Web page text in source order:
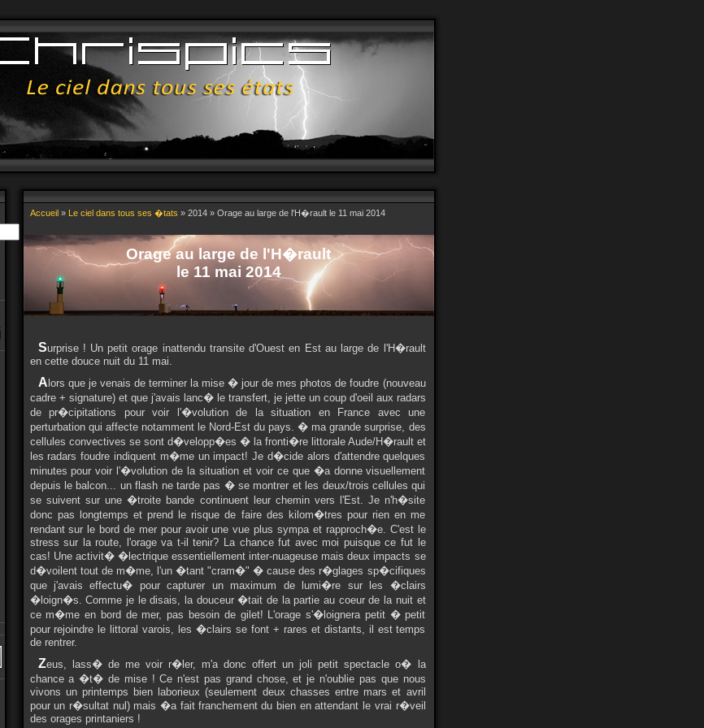
Accueil» Le ciel dans tous ses �tats » 2014 » Orage au large de l'H�rault le 11 mai 2014
Orage au large de l'H�rault
le 11 mai 2014
Surprise ! Un petit orage inattendu transite d'Ouest en Est au large de l'H�rault
en cette douce nuit du 11 mai.
A lors que je venais de terminer la mise � jour de mes photos de foudre (nouveau
cadre + signature) et que j'avais lanc� le transfert, je jette un coup d'oeil aux radars
de pr�cipitations pour voir l'�volution de la situation en France avec une
perturbation qui affecte notamment le Nord-Est du pays. � ma grande surprise, des
cellules convectives se sont d�velopp�es � la fronti�re littorale Aude/H�rault et
les radars foudre indiquent m�me un impact! Je d�cide alors d'attendre quelques
minutes pour voir l'�volution de la situation et voir ce que �a donne visuellement
depuis le balcon... un flash ne tarde pas � se montrer et les deux/trois cellules qui
se suivent sur une �troite bande continuent leur chemin vers l'Est. Je n'h�site
donc pas longtemps et prend le risque de faire des kilom�tres pour rien en me
rendant sur le bord de mer pour avoir une vue plus sympa et rapproch�e. C'est le
stress sur la route, l'orage va t-il tenir? La chance fut avec moi puisque ce fut le
cas! Une activit� �lectrique essentiellement inter-nuageuse mais deux impacts se
d�voilent tout de m�me, l'un �tant "cram�" � cause des r�glages sp�cifiques
que j'avais effectu� pour capturer un maximum de lumi�re sur les �clairs
�loign�s. Comme je le disais, la douceur �tait de la partie au coeur de la nuit et
ce m�me en bord de mer, pas besoin de gilet! L'orage s'�loignera petit � petit
pour rejoindre le littoral varois, les �clairs se font + rares et distants, il est temps
de rentrer.
Zeus, lass� de me voir r�ler, m'a donc offert un joli petit spectacle o� la
chance a �t� de mise ! Ce n'est pas grand chose, et je n'oublie pas que nous
vivons un printemps bien laborieux (seulement deux chasses entre mars et avril
pour un r�sultat nul) mais �a fait franchement du bien en attendant le vrai r�veil
des orages printaniers !